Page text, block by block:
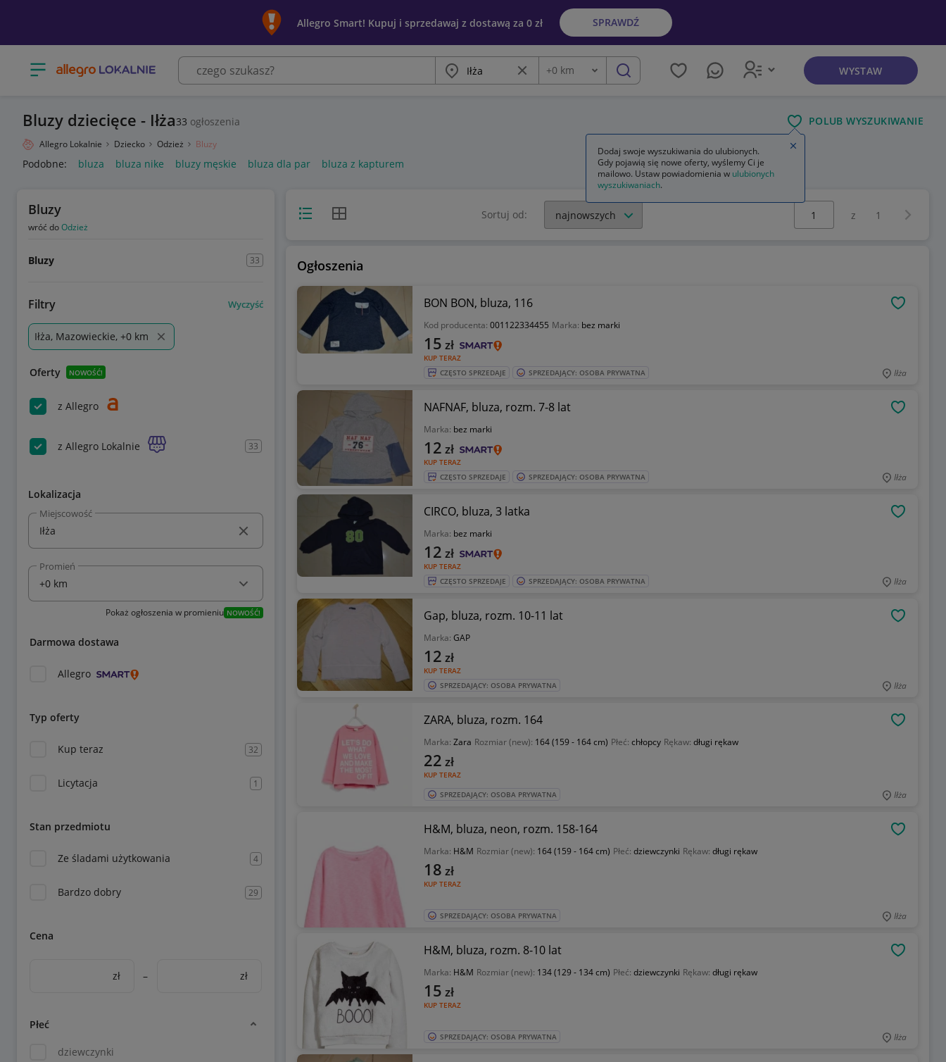
Allegro Smart! Kupuj i sprzedawaj z dostawą za 0 zł SPRAWDŹ
Otwórz menu z kategoriami Miasto Wyczyść frazę
Odległość
+0 km szukaj WYSTAW
Bluzy dziecięce - Iłża33 ogłoszenia POLUB WYSZUKIWANIE
Allegro Lokalnie Dziecko Odzież Bluzy
Podobne: bluza bluza nike bluzy męskie bluza dla par bluza z kapturem
Bluzy
wróć doOdzież
Bluzy 33
Filtry Wyczyść
Iłża, Mazowieckie, +0 km
Oferty NOWOŚĆ!
z Allegro
z Allegro Lokalnie 33
Lokalizacja
Miejscowość
Promień
Pokaż ogłoszenia w promieniu NOWOŚĆ!
Darmowa dostawa
Allegro
Typ oferty
Kup teraz 32
Licytacja 1
Stan przedmiotu
Ze śladami użytkowania 4
Bardzo dobry 29
Cena
zł – zł
Płeć
dziewczynki
Widok listyWidok siatki Sortuj od:
Wybierz stronę:
z 1
Ogłoszenia
BON BON, bluza, 116
Kod producenta: 001122334455 Marka: bez marki
KUP TERAZ
15 zł
CZĘSTO SPRZEDAJE SPRZEDAJĄCY: OSOBA PRYWATNA Iłża
NAFNAF, bluza, rozm. 7-8 lat
Marka: bez marki
KUP TERAZ
12 zł
CZĘSTO SPRZEDAJE SPRZEDAJĄCY: OSOBA PRYWATNA Iłża
CIRCO, bluza, 3 latka
Marka: bez marki
KUP TERAZ
12 zł
CZĘSTO SPRZEDAJE SPRZEDAJĄCY: OSOBA PRYWATNA Iłża
Gap, bluza, rozm. 10-11 lat
Marka: GAP
KUP TERAZ
12 zł
SPRZEDAJĄCY: OSOBA PRYWATNA Iłża
ZARA, bluza, rozm. 164
Marka: Zara Rozmiar (new): 164 (159 - 164 cm) Płeć: chłopcy Rękaw: długi rękaw
KUP TERAZ
22 zł
SPRZEDAJĄCY: OSOBA PRYWATNA Iłża
H&M, bluza, neon, rozm. 158-164
Marka: H&M Rozmiar (new): 164 (159 - 164 cm) Płeć: dziewczynki Rękaw: długi rękaw
KUP TERAZ
18 zł
SPRZEDAJĄCY: OSOBA PRYWATNA Iłża
H&M, bluza, rozm. 8-10 lat
Marka: H&M Rozmiar (new): 134 (129 - 134 cm) Płeć: dziewczynki Rękaw: długi rękaw
KUP TERAZ
15 zł
SPRZEDAJĄCY: OSOBA PRYWATNA Iłża
Dodaj swoje wyszukiwania do ulubionych.
Gdy pojawią się nowe oferty, wyślemy Ci je
mailowo. Ustaw powiadomienia w ulubionych
wyszukiwaniach.
Zamknij wskazówkę